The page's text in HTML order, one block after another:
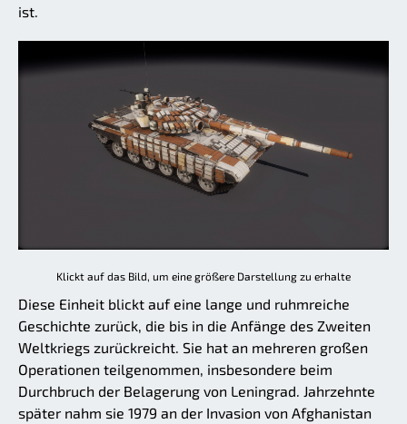
ist.
Klickt auf das Bild, um eine größere Darstellung zu erhalte
Diese Einheit blickt auf eine lange und ruhmreiche
Geschichte zurück, die bis in die Anfänge des Zweiten
Weltkriegs zurückreicht. Sie hat an mehreren großen
Operationen teilgenommen, insbesondere beim
Durchbruch der Belagerung von Leningrad. Jahrzehnte
später nahm sie 1979 an der Invasion von Afghanistan